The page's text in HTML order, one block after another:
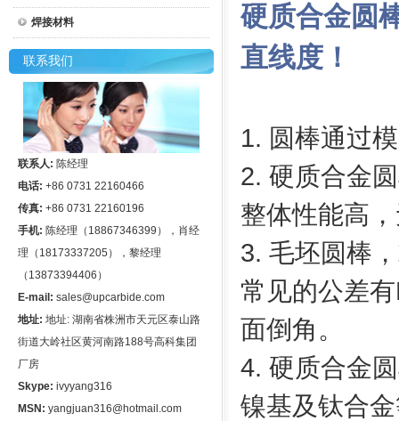
焊接材料
联系我们
联系人: 陈经理
电话: +86 0731 22160466
传真: +86 0731 22160196
手机: 陈经理（18867346399），肖经
理（18173337205），黎经理
（13873394406）
E-mail: sales@upcarbide.com
地址: 地址: 湖南省株洲市天元区泰山路
街道大岭社区黄河南路188号高科集团
厂房
Skype: ivyyang316
MSN: yangjuan316@hotmail.com
硬质合金圆
直线度！
1. 圆棒通过
2. 硬质合金
整体性能高
3. 毛坯圆棒
常见的公差
面倒角。
4. 硬质合金
镍基及钛合